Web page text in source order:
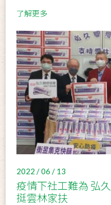
了解更多
2022 / 06 / 13
疫情下社工難為 弘
挺雲林家扶